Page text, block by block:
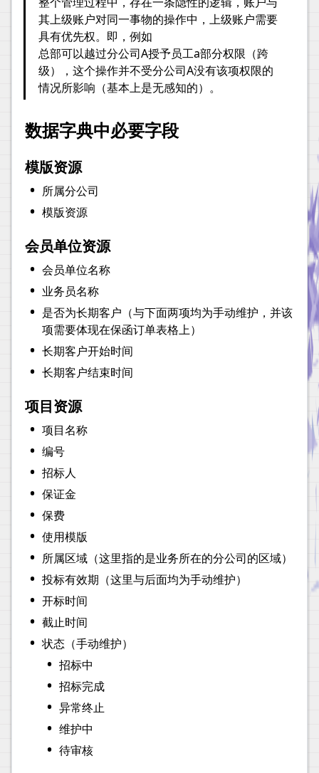
其上级账户对同一事物的操作中，上级账户需要
具有优先权。即，例如
总部可以越过分公司A授予员工a部分权限（跨
级），这个操作并不受分公司A没有该项权限的
情况所影响（基本上是无感知的）。
数据字典中必要字段
模版资源
• 所属分公司
• 模版资源
会员单位资源
• 会员单位名称
• 业务员名称
• 是否为长期客户（与下面两项均为手动维护，并该
项需要体现在保函订单表格上）
• 长期客户开始时间
• 长期客户结束时间
项目资源
• 项目名称
• 编号
• 招标人
• 保证金
• 保费
• 使用模版
• 所属区域（这里指的是业务所在的分公司的区域）
• 投标有效期（这里与后面均为手动维护）
• 开标时间
• 截止时间
• 状态（手动维护）
• 招标中
• 招标完成
• 异常终止
• 维护中
• 待审核